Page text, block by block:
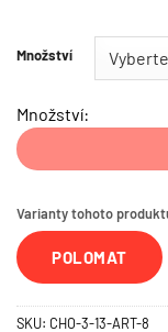
Množství
Množství:
Varianty tohoto
POLOMAT
SKU: CHO-3-13-ART-8